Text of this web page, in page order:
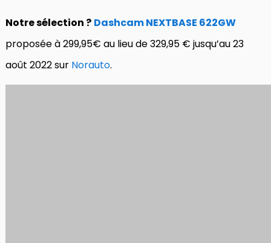
Notre sélection ? Dashcam NEXTBASE 622GW
proposée à 299,95€ au lieu de 329,95 € jusqu’au 23
août 2022 sur Norauto.